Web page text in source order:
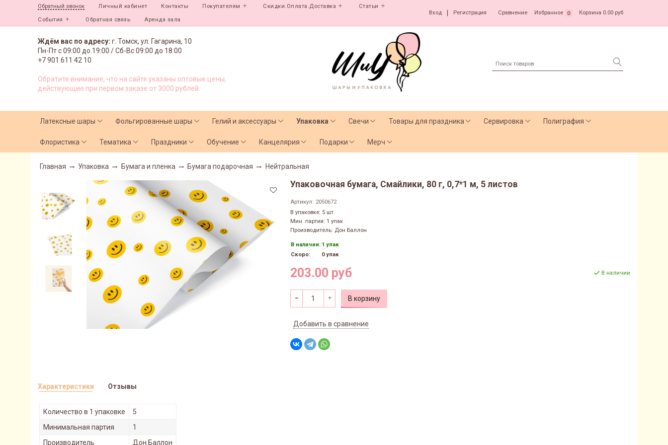
Обратный звонок Личный кабинет Контакты Покупателям Скидки.Оплата.Доставка Статьи
События Обратная связь Аренда зала
Вход Регистрация Сравнение Избранное 0 Корзина 0.00 руб
Ждём вас по адресу: г. Томск, ул. Гагарина, 10
Пн-Пт с09:00 до 19:00 /Сб-Вс 09:00 до 18:00
+7 901 611 42 10
Обратите внимание, что на сайте указаны оптовые цены,
действующие при первом заказе от 3000 рублей.
Латексные шары Фольгированные шары Гелий и аксессуары Упаковка Свечи Товары для праздника Сервировка Полиграфия
Флористика Тематика Праздники Обучение Канцелярия Подарки Мерч
Главная Упаковка Бумага и пленка Бумага подарочная Нейтральная
Упаковочная бумага, Смайлики, 80 г, 0,7*1 м, 5 листов
Артикул: 2050672
В упаковке: 5 шт.
Мин. партия: 1 упак
Производитель: Дон Баллон
В наличии: 1 упак
Скоро:
0 упак
203.00 руб В наличии
В корзину
Добавить в сравнение
Характеристики
Количество в 1 упаковке
5
Минимальная партия
1
Производитель
Дон Баллон
Отзывы